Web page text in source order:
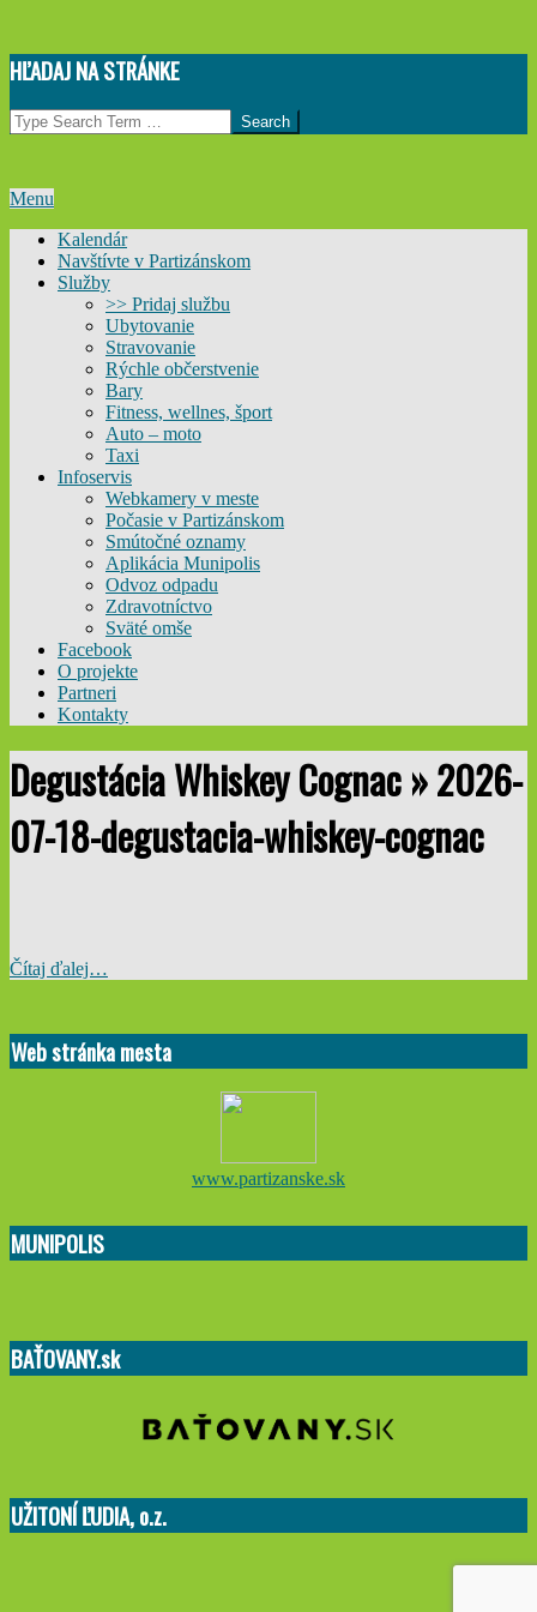
Skip
to
content
HĽADAJ NA STRÁNKE
Search
Primary
Menu
Menu
Kalendár
Navštívte v Partizánskom
Služby
>> Pridaj službu
Ubytovanie
Stravovanie
Rýchle občerstvenie
Bary
Fitness, wellnes, šport
Auto – moto
Taxi
Infoservis
Webkamery v meste
Počasie v Partizánskom
Smútočné oznamy
Aplikácia Munipolis
Odvoz odpadu
Zdravotníctvo
Sväté omše
Facebook
O projekte
Partneri
Kontakty
Degustácia Whiskey Cognac »2026-
07-18-degustacia-whiskey-cognac
Čítaj ďalej…
06-
05
Web stránka mesta
www.partizanske.sk
MUNIPOLIS
BAŤOVANY.sk
UŽITONÍ ĽUDIA, o.z.